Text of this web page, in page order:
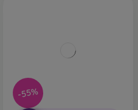
-55%